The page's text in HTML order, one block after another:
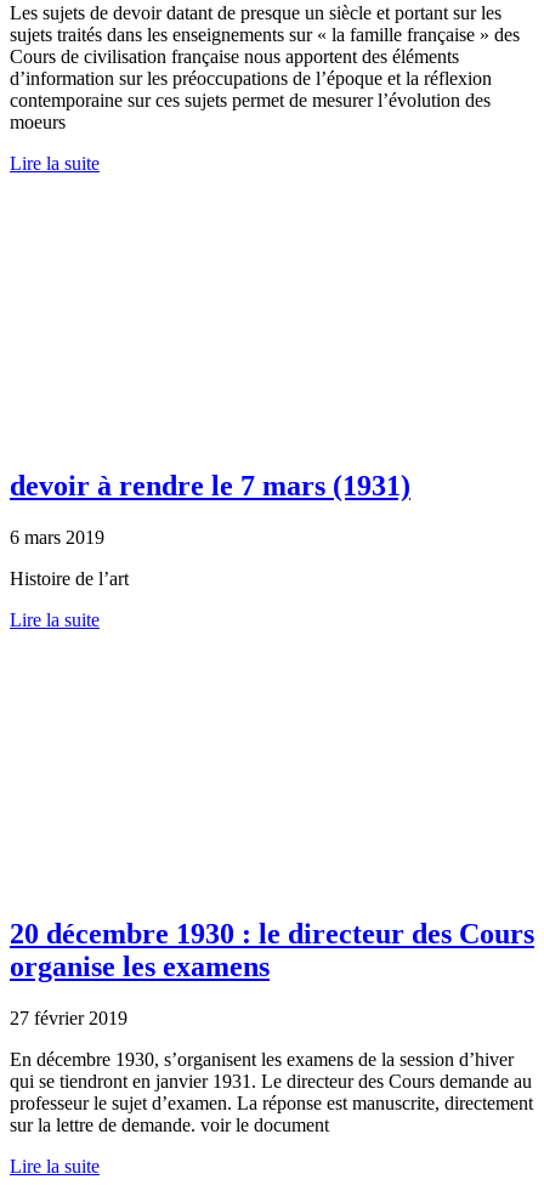
Les sujets de devoir datant de presque un siècle et portant sur les
sujets traités dans les enseignements sur « la famille française » des
Cours de civilisation française nous apportent des éléments
d’information sur les préoccupations de l’époque et la réflexion
contemporaine sur ces sujets permet de mesurer l’évolution des
moeurs
Lire la suite
devoir à rendre le 7 mars (1931)
6 mars 2019
Histoire de l’art
Lire la suite
20 décembre 1930 : le directeur des Cours
organise les examens
27 février 2019
En décembre 1930, s’organisent les examens de la session d’hiver
qui se tiendront en janvier 1931. Le directeur des Cours demande au
professeur le sujet d’examen. La réponse est manuscrite, directement
sur la lettre de demande. voir le document
Lire la suite